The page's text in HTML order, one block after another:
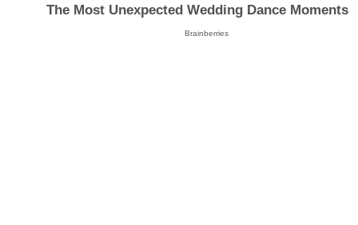
The Most Unexpected Wedding Dance Moments
Brainberries